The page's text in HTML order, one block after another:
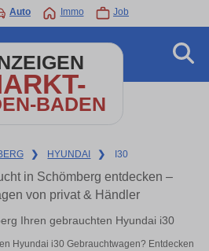
Auto Immo Job
BADEN
❯ HYUNDAI ❯ I30
in Schömberg entdecken –
von privat & Händler
Ihren gebrauchten Hyundai i30
Hyundai i30 Gebrauchtwagen? Entdecken